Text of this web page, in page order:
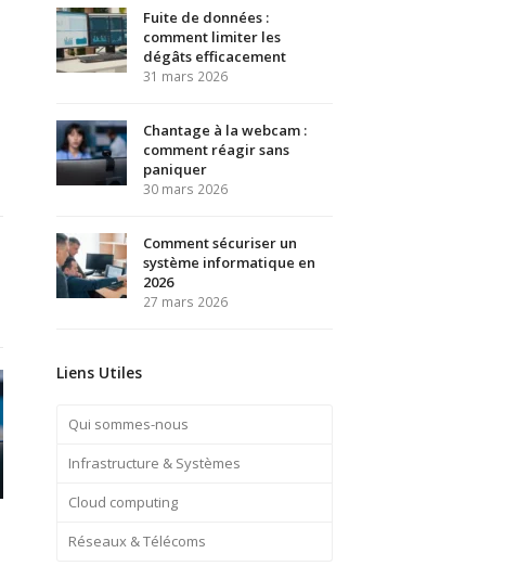
Fuite de données :
comment limiter les
dégâts efficacement
31 mars 2026
Chantage à la webcam :
comment réagir sans
paniquer
30 mars 2026
Comment sécuriser un
système informatique en
2026
27 mars 2026
Liens Utiles
Qui sommes-nous
Infrastructure & Systèmes
Cloud computing
Réseaux & Télécoms